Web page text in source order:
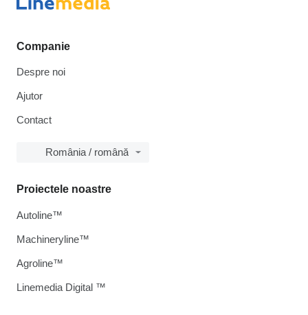
Companie
Despre noi
Ajutor
Contact
România / română
Proiectele noastre
Autoline™
Machineryline™
Agroline™
Linemedia Digital ™